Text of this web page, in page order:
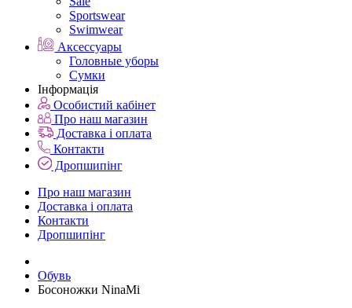
Sportswear
Swimwear
Аксессуары
Головные уборы
Сумки
Інформація
Особистий кабінет
Про наш магазин
Доставка і оплата
Контакти
Дропшипінг
Про наш магазин
Доставка і оплата
Контакти
Дропшипінг
Обувь
Босоножки NinaMi